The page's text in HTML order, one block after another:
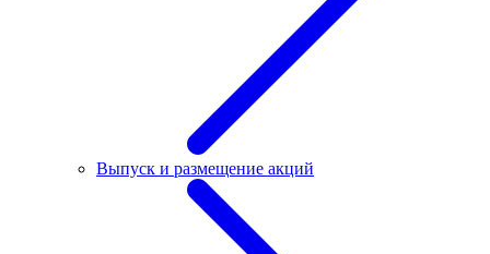
Выпуск и размещение акций